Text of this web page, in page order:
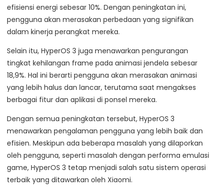
efisiensi energi sebesar 10%. Dengan peningkatan ini,
pengguna akan merasakan perbedaan yang signifikan
dalam kinerja perangkat mereka.
Selain itu, HyperOS 3 juga menawarkan pengurangan
tingkat kehilangan frame pada animasi jendela sebesar
18,9%. Hal ini berarti pengguna akan merasakan animasi
yang lebih halus dan lancar, terutama saat mengakses
berbagai fitur dan aplikasi di ponsel mereka.
Dengan semua peningkatan tersebut, HyperOS 3
menawarkan pengalaman pengguna yang lebih baik dan
efisien. Meskipun ada beberapa masalah yang dilaporkan
oleh pengguna, seperti masalah dengan performa emulasi
game, HyperOS 3 tetap menjadi salah satu sistem operasi
terbaik yang ditawarkan oleh Xiaomi.